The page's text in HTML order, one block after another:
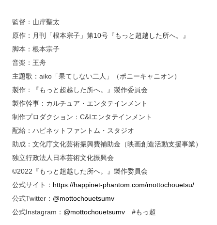
監督：山岸聖太
原作：月刊「根本宗子」第10号『もっと超越した所へ。』
脚本：根本宗子
音楽：王舟
主題歌：aiko「果てしない二人」（ポニーキャニオン）
製作：『もっと超越した所へ。』製作委員会
製作幹事：カルチュア・エンタテインメント
制作プロダクション：C&Iエンタテインメント
配給：ハピネットファントム・スタジオ
助成：文化庁文化芸術振興費補助金（映画創造活動支援事業）
独立行政法人日本芸術文化振興会
©2022『もっと超越した所へ。』製作委員会
公式サイト： https://happinet-phantom.com/mottochouetsu/
公式Twitter： @mottochouetsumv
公式Instagram： @mottochouetsumv#もっ超